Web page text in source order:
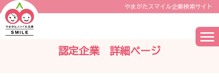
やまがたスマイル企業検索サイト
認定企業 詳細ページ